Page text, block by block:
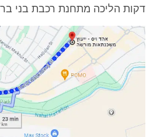
מתחנת רכבת בני ברק.